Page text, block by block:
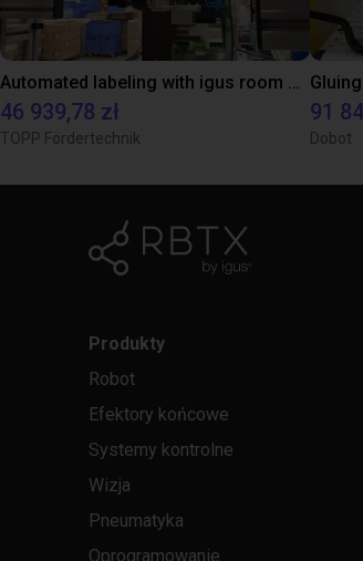
46 939,78 zł
TOPP Fördertechnik
91
Dobot
Produkty
Robot
Efektory końcowe
Systemy kontrolne
Wizja
Pneumatyka
Oprogramowanie